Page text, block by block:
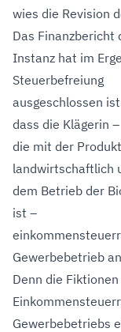
wies die Revision
Das Finanzbericht
Instanz hat im
Steuerbefreiung
ausgeschlossen
dass die Klägerin –
die mit der
landwirtschaftlich
dem Betrieb der
ist –
Gewerbebetrieb
Denn die Fiktionen
Gewerbebetriebs